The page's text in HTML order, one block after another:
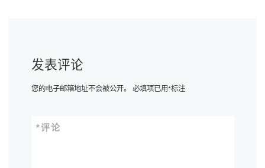
发表评论
您的电子邮箱地址不会被公开。 必填项已用*标注
评论
*